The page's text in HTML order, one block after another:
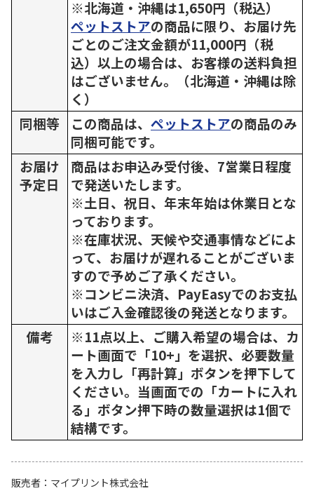
※北海道・沖縄は1,650円（税込）
ペットストアの商品に限り、お届け先
ごとのご注文金額が11,000円（税
込）以上の場合は、お客様の送料負担
はございません。（北海道・沖縄は除
く）
同梱等
この商品は、 ペットストアの商品のみ
同梱可能です。
お届け
予定日
商品はお申込み受付後、7営業日程度
で発送いたします。
※土日、祝日、年末年始は休業日とな
っております。
※在庫状況、天候や交通事情などによ
って、お届けが遅れることがございま
すので予めご了承ください。
※コンビニ決済、PayEasyでのお支払
いはご入金確認後の発送となります。
備考
※11点以上、ご購入希望の場合は、カ
ート画面で「10+」を選択、必要数量
を入力し「再計算」ボタンを押下して
ください。当画面での「カートに入れ
る」ボタン押下時の数量選択は1個で
結構です。
販売者
マイプリント株式会社